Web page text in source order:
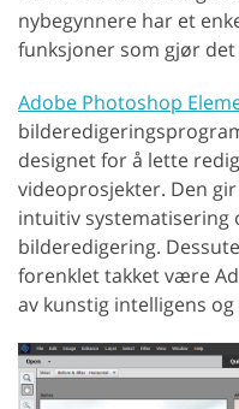
nybegynnere har et
funksjoner som gjør
Adobe Photoshop
designet for å lette
videoprosjekter. Den
intuitiv
bilderedigering.
forenklet takket være
av kunstig intelligens